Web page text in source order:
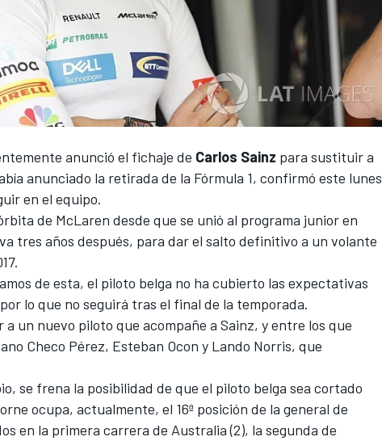
anunció el fichaje de Carlos Sainz para sustituir a
anunciado la retirada de la Fórmula 1, confirmó este lunes
en el equipo.
de McLaren desde que se unió al programa junior en
tres años después, para dar el salto definitivo a un volante
de esta, el piloto belga no ha cubierto las expectativas
lo que no seguirá tras el final de la temporada.
un nuevo piloto que acompañe a Sainz, y entre los que
Checo Pérez, Esteban Ocon y Lando Norris, que
se frena la posibilidad de que el piloto belga sea cortado
ocupa, actualmente, el 16ª posición de la general de
en la primera carrera de Australia (2), la segunda de